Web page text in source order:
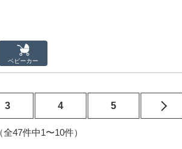
ベビーカー
3 4 5
全47件中1〜10件）